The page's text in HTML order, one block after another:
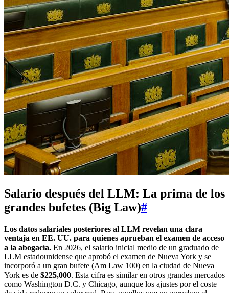
Salario después del LLM: La prima de los
grandes bufetes (Big Law)#
Los datos salariales posteriores al LLM revelan una clara
ventaja en EE. UU. para quienes aprueban el examen de acceso
a la abogacía. En 2026, el salario inicial medio de un graduado de
LLM estadounidense que aprobó el examen de Nueva York y se
incorporó a un gran bufete (Am Law 100) en la ciudad de Nueva
York es de $225,000. Esta cifra es similar en otros grandes mercados
como Washington D.C. y Chicago, aunque los ajustes por el coste